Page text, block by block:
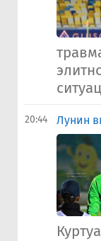
20:44 Лунин